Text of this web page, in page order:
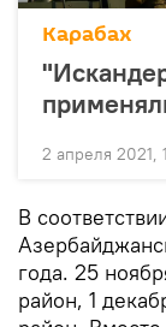
Карабах
2 апреля 2021,
В
года. 25
район, 1